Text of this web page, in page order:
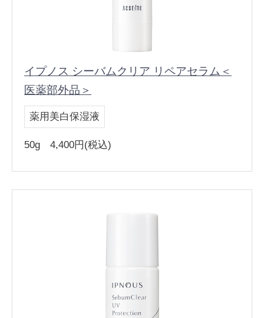
イプノス シーバムクリア リペアセラム＜
医薬部外品＞
薬用美白保湿液
50g 4,400円(税込)